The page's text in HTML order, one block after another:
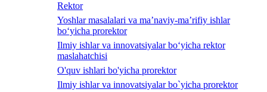
Rektor
Yoshlar masalalari va ma’naviy-ma’rifiy ishlar
bo‘yicha prorektor
Ilmiy ishlar va innovatsiyalar bo‘yicha rektor
maslahatchisi
O'quv ishlari bo'yicha prorektor
Ilmiy ishlar va innovatsiyalar bo`yicha prorektor